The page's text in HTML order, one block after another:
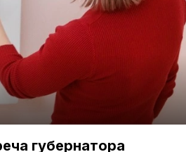
губернатора